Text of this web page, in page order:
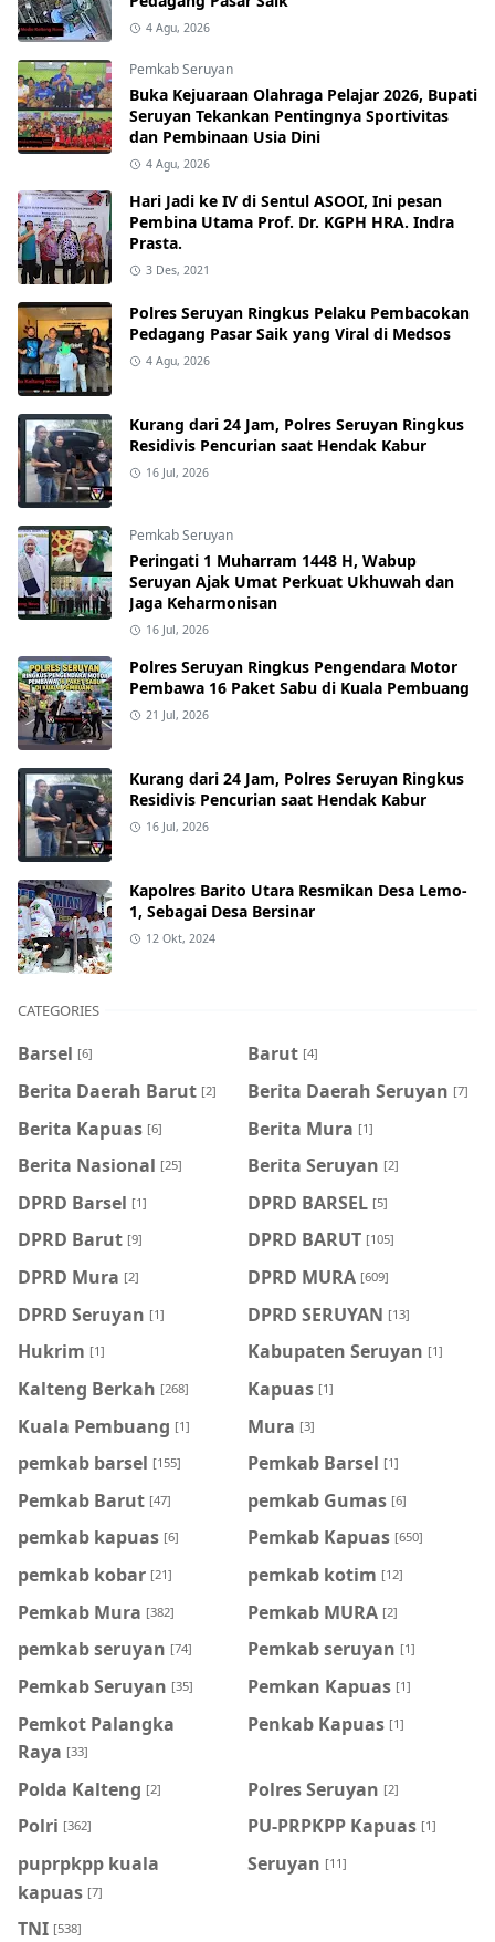
4 Agu, 2026
Pemkab Seruyan
Buka Kejuaraan Olahraga Pelajar 2026, Bupati
Seruyan Tekankan Pentingnya Sportivitas
dan Pembinaan Usia Dini
4 Agu, 2026
Hari Jadi ke IV di Sentul ASOOI, Ini pesan
Pembina Utama Prof. Dr. KGPH HRA. Indra
Prasta.
3 Des, 2021
Polres Seruyan Ringkus Pelaku Pembacokan
Pedagang Pasar Saik yang Viral di Medsos
4 Agu, 2026
Kurang dari 24 Jam, Polres Seruyan Ringkus
Residivis Pencurian saat Hendak Kabur
16 Jul, 2026
Pemkab Seruyan
Peringati 1 Muharram 1448 H, Wabup
Seruyan Ajak Umat Perkuat Ukhuwah dan
Jaga Keharmonisan
16 Jul, 2026
Polres Seruyan Ringkus Pengendara Motor
Pembawa 16 Paket Sabu di Kuala Pembuang
21 Jul, 2026
Kurang dari 24 Jam, Polres Seruyan Ringkus
Residivis Pencurian saat Hendak Kabur
16 Jul, 2026
Kapolres Barito Utara Resmikan Desa Lemo-
1, Sebagai Desa Bersinar
12 Okt, 2024
CATEGORIES
Barsel [6] Barut [4]
Berita Daerah Barut [2] Berita Daerah Seruyan [7]
Berita Kapuas [6] Berita Mura [1]
Berita Nasional [25] Berita Seruyan [2]
DPRD Barsel [1] DPRD BARSEL [5]
DPRD Barut [9] DPRD BARUT [105]
DPRD Mura [2] DPRD MURA [609]
DPRD Seruyan [1] DPRD SERUYAN [13]
Hukrim [1] Kabupaten Seruyan [1]
Kalteng Berkah [268] Kapuas [1]
Kuala Pembuang [1] Mura [3]
pemkab barsel [155] Pemkab Barsel [1]
Pemkab Barut [47] pemkab Gumas [6]
pemkab kapuas [6] Pemkab Kapuas [650]
pemkab kobar [21] pemkab kotim [12]
Pemkab Mura [382] Pemkab MURA [2]
pemkab seruyan [74] Pemkab seruyan [1]
Pemkab Seruyan [35] Pemkan Kapuas [1]
Pemkot Palangka
Raya [33]
Penkab Kapuas [1]
Polda Kalteng [2] Polres Seruyan [2]
Polri [362] PU-PRPKPP Kapuas [1]
puprpkpp kuala
kapuas [7]
Seruyan [11]
TNI [538]